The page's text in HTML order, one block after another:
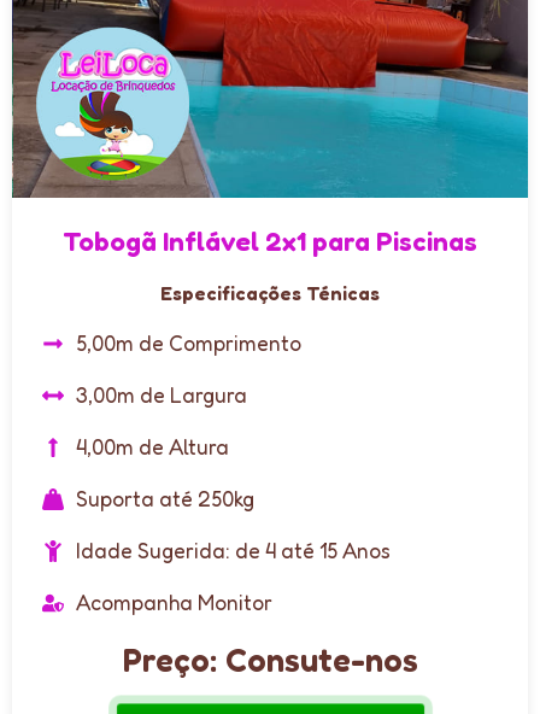
Tobogã Inflável 2x1 para Piscinas
Especificações Ténicas
5,00m de Comprimento
3,00m de Largura
4,00m de Altura
Suporta até 250kg
Idade Sugerida: de 4 até 15 Anos
Acompanha Monitor
Preço: Consute-nos